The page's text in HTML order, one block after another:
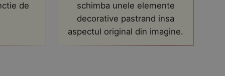
de
schimba unele elemente
decorative pastrand insa
aspectul original din imagine.